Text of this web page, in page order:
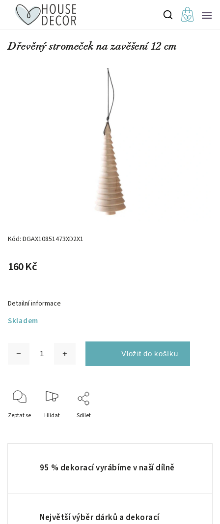
Dřevěný stromeček na zavěšení 12 cm
Kód: DGAX10851473XD2X1
160 Kč
Skladem
Detailní informace
Zeptat se Hlídat Sdílet
95 % dekorací vyrábíme v naší dílně
Největší výběr dárků a dekorací